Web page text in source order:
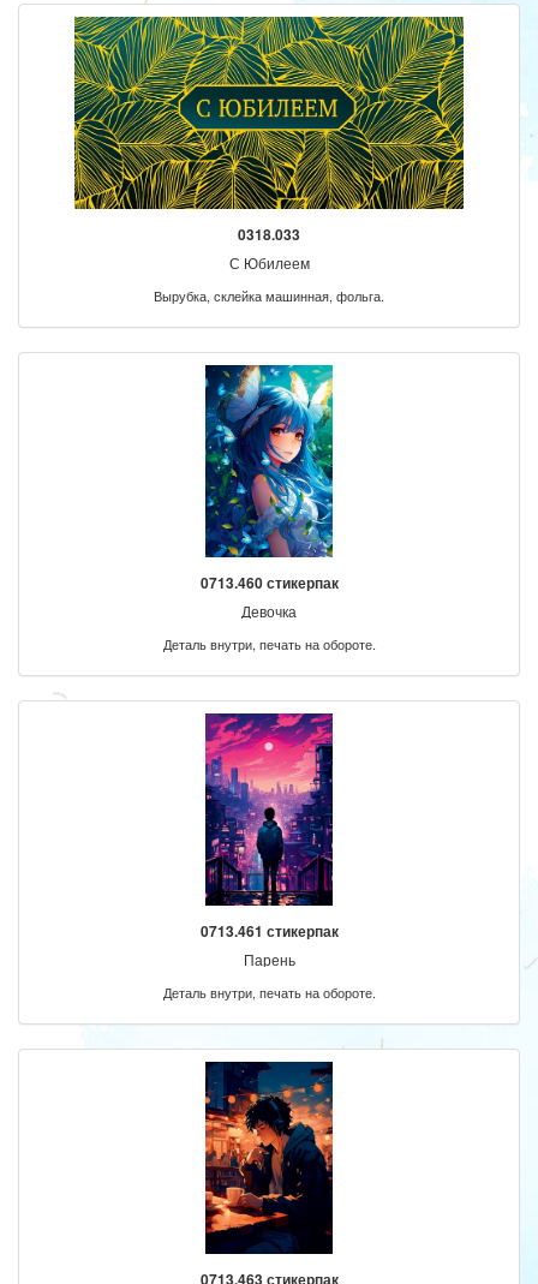
0318.033
С Юбилеем
Вырубка, склейка машинная, фольга.
0713.460 стикерпак
Девочка
Деталь внутри, печать на обороте.
0713.461 стикерпак
Парень
Деталь внутри, печать на обороте.
0713.463 стикерпак